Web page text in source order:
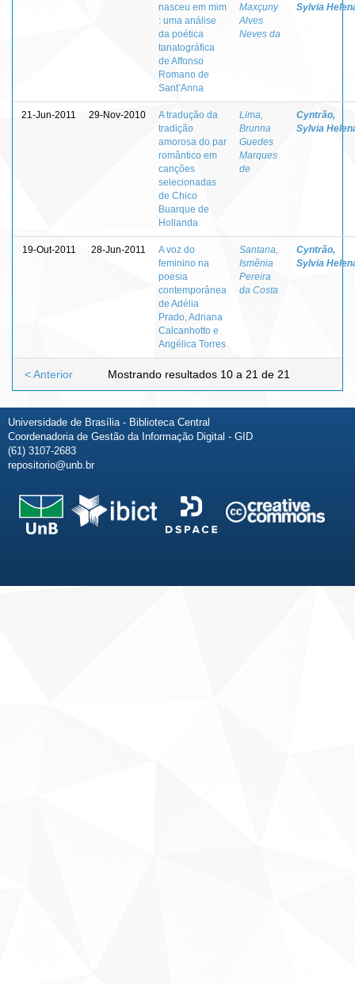
nasceu em mim
: uma análise
da poética
tanatográfica
de Affonso
Romano de
Sant’Anna
Maxçuny
Alves
Neves da
Sylvia
21-Jun-2011 29-Nov-2010
A tradução da
tradição
amorosa do par
romântico em
canções
selecionadas
de Chico
Buarque de
Hollanda
Lima,
Brunna
Guedes
Marques
de
Cyntrão,
Sylvia
19-Out-2011 28-Jun-2011
A voz do
feminino na
poesia
contemporânea
de Adélia
Prado, Adriana
Calcanhotto e
Angélica Torres
Santana,
Ismênia
Pereira
da Costa
Cyntrão,
Sylvia
Mostrando resultados 10 a 21 de 21
< Anterior
Universidade de Brasília - Biblioteca Central
Coordenadoria de Gestão da Informação Digital - GID
(61) 3107-2683
repositorio@unb.br